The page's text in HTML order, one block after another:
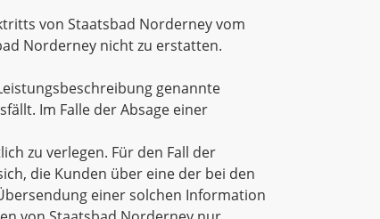
von Staatsbad Norderney vom
Norderney nicht zu erstatten.
genannte
Im Falle der Absage einer
zu verlegen. Für den Fall der
die Kunden über eine der bei den
einer solchen Information